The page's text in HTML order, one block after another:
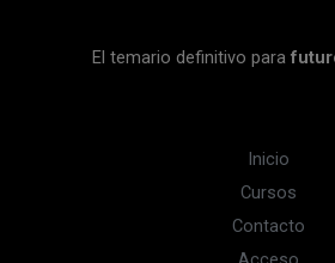
El temario definitivo para
Inicio
Cursos
Contacto